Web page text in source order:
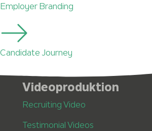
Employer Branding
Candidate Journey
Videoproduktion
Recruiting Video
Testimonial Videos